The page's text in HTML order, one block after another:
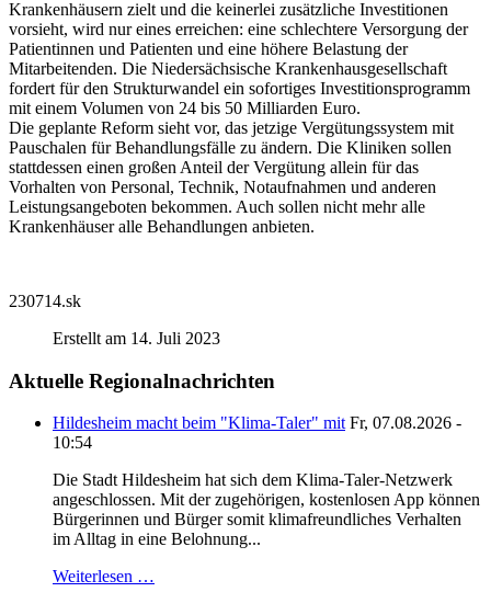
Krankenhäusern zielt und die keinerlei zusätzliche Investitionen
vorsieht, wird nur eines erreichen: eine schlechtere Versorgung der
Patientinnen und Patienten und eine höhere Belastung der
Mitarbeitenden. Die Niedersächsische Krankenhausgesellschaft
fordert für den Strukturwandel ein sofortiges Investitionsprogramm
mit einem Volumen von 24 bis 50 Milliarden Euro.
Die geplante Reform sieht vor, das jetzige Vergütungssystem mit
Pauschalen für Behandlungsfälle zu ändern. Die Kliniken sollen
stattdessen einen großen Anteil der Vergütung allein für das
Vorhalten von Personal, Technik, Notaufnahmen und anderen
Leistungsangeboten bekommen. Auch sollen nicht mehr alle
Krankenhäuser alle Behandlungen anbieten.
230714.sk
Erstellt am 14. Juli 2023
Aktuelle Regionalnachrichten
Hildesheim macht beim "Klima-Taler" mit Fr, 07.08.2026 -
10:54
Die Stadt Hildesheim hat sich dem Klima-Taler-Netzwerk
angeschlossen. Mit der zugehörigen, kostenlosen App können
Bürgerinnen und Bürger somit klimafreundliches Verhalten
im Alltag in eine Belohnung...
Weiterlesen …